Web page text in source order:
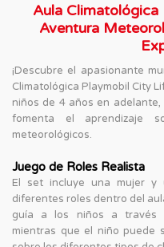
Aula Climatológica
Aventura
¡Descubre el apasionante
Climatológica Playmobil City
niños de 4 años en
fomenta el aprendizaje
meteorológicos.
Juego de Roles Realista
El set incluye una mujer y
diferentes roles dentro del
guía a los niños a través
mientras que el niño puede